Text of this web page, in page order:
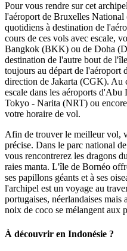
Pour vous rendre sur cet
l'aéroport de Bruxelles
quotidiens à destination de
cours de ces vols avec escale,
Bangkok (BKK) ou de Doha
destination de l'autre bout de
toujours au départ de l'aéroport
direction de Jakarta (CGK). Au
escale dans les aéroports
Tokyo - Narita (NRT) ou
votre horaire de vol.
Afin de trouver le meilleur vol,
précise. Dans le parc national
vous rencontrerez les dragons
raies manta. L'île de Bornéo
ses papillons géants et à ses
l'archipel est un voyage au
portugaises, néerlandaises mais
noix de coco se mélangent aux
À découvrir en Indonésie ?